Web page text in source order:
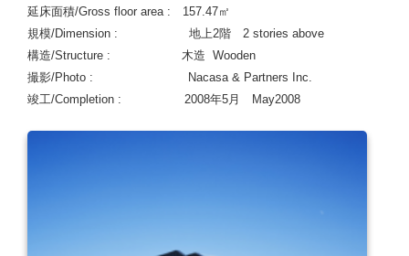
延床面積/Gross floor area : 157.47㎡
規模/Dimension : 地上2階 2 stories above
構造/Structure : 木造 Wooden
撮影/Photo : Nacasa & Partners Inc.
竣工/Completion : 2008年5月 May2008